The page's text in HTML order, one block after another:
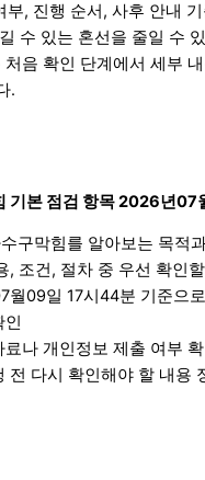
부, 진행 순서, 사후 안내
수 있는 혼선을 줄일 수
음 확인 단계에서 세부
.
기본 점검 항목 2026년
구막힘를 알아보는 목적
, 조건, 절차 중 우선 확인
월09일 17시44분 기준으
인
료나 개인정보 제출 여부
전 다시 확인해야 할 내용